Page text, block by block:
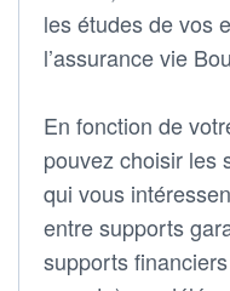
les études de vos
l’assurance vie
En fonction de
pouvez choisir les
qui vous
entre supports
supports